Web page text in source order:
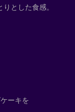
とした食感。
ーキを